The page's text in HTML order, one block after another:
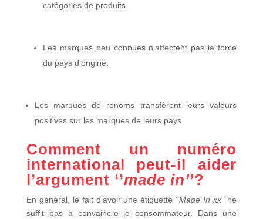
catégories de produits.
Les marques peu connues n’affectent pas la force
du pays d’origine.
Les marques de renoms transfèrent leurs valeurs
positives sur les marques de leurs pays.
Comment un numéro
international peut-il aider
l’argument ‘’made in’’?
En général, le fait d’avoir une étiquette ‘’Made In xx’’ ne
suffit pas à convaincre le consommateur. Dans une